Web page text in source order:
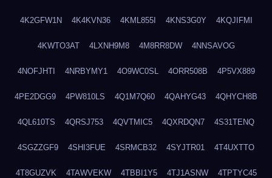
4K2GFW1N 4K4KVN36 4KML855I 4KNS3G0Y 4KQJIFMI
4KWTO3AT 4LXNH9M8 4M8RR8DW 4NNSAVOG
4NOFJHTI 4NRBYMY1 4O9WC0SL 4ORR508B 4P5VX889
4PE2DGG9 4PW810LS 4Q1M7Q60 4QAHYG43 4QHYCH8B
4QL610TS 4QRSJ753 4QVTMIC5 4QXRDQN7 4S31TENQ
4SGZZGF9 4SHI3FUE 4SRMCB32 4SYJTR01 4T4UXTTO
4T8GUZVK 4TAWVEKW 4TBBI1Y5 4TJ1ASNW 4TPTYC45